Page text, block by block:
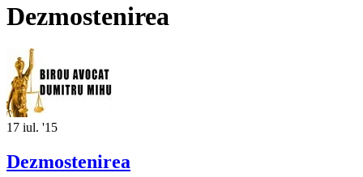
Dezmostenirea
17 iul. '15
Dezmostenirea